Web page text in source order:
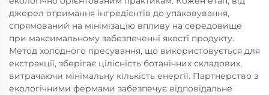
джерел отримання інгредієнтів до упаковування,
спрямований на мінімізацію впливу на середовище
при максимальному забезпеченні якості продукту.
Метод холодного пресування, що використовується для
екстракції, зберігає цілісність ботанічних складових,
витрачаючи мінімальну кількість енергії. Партнерство з
екологічними фермами забезпечує відповідальне